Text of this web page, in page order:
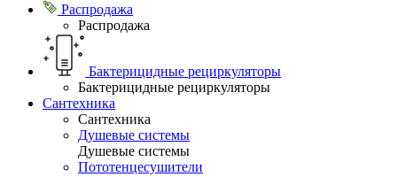
Распродажа
Распродажа
Бактерицидные рециркуляторы
Бактерицидные рециркуляторы
Сантехника
Сантехника
Душевые системы
Душевые системы
Пототенцесушители